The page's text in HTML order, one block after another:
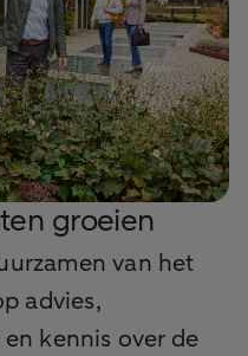
groeien
van het
advies,
kennis over de